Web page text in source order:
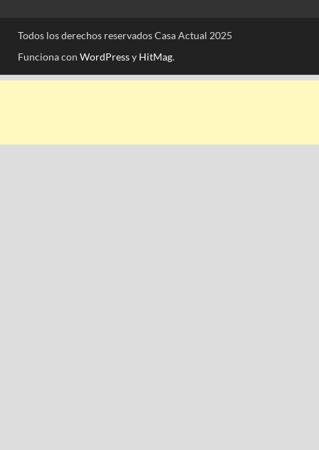
Todos los derechos reservados Casa Actual 2025
Funciona con WordPressy HitMag.